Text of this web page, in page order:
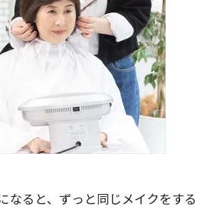
なると、ずっと同じメイクをする